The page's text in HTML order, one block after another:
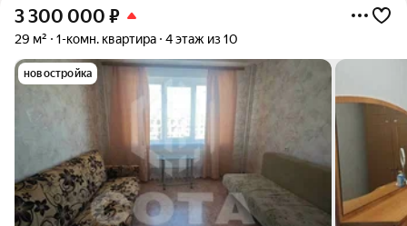
3 300 000 ₽
29 м² 1-комн. квартира 4 этаж из 10
новостройка